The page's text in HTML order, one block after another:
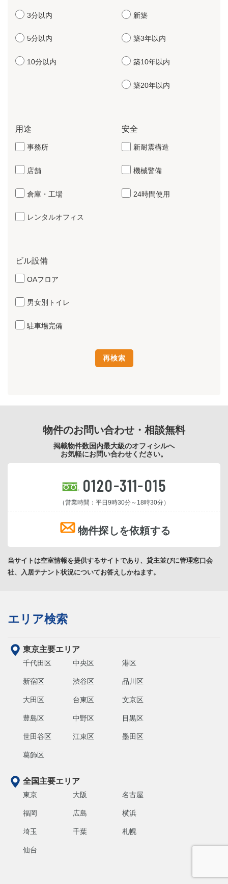
3分以内
5分以内
10分以内
新築
築3年以内
築10年以内
築20年以内
用途
事務所
店舗
倉庫・工場
レンタルオフィス
安全
新耐震構造
機械警備
24時間使用
ビル設備
OAフロア
男女別トイレ
駐車場完備
物件のお問い合わせ・相談無料
掲載物件数国内最大級のオフィシルへ
お気軽にお問い合わせください。
0120-311-015
（営業時間：平日9時30分～18時30分）
物件探しを依頼する
当サイトは空室情報を提供するサイトであり、貸主並びに管理窓口会
社、入居テナント状況についてお答えしかねます。
エリア検索
東京主要エリア
千代田区 中央区 港区
新宿区 渋谷区 品川区
大田区 台東区 文京区
豊島区 中野区 目黒区
世田谷区 江東区 墨田区
葛飾区
全国主要エリア
東京 大阪 名古屋
福岡 広島 横浜
埼玉 千葉 札幌
仙台